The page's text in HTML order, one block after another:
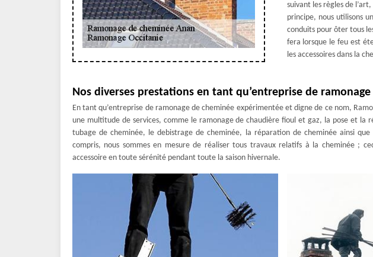
suivant les règles de
principe, nous utilisons
conduits pour ôter tous
fera lorsque le feu est
les accessoires dans la
Nos diverses prestations en tant qu’entreprise de
En tant qu’entreprise de ramonage de cheminée expérimentée et digne de ce nom,
une multitude de services, comme le ramonage de chaudière fioul et gaz, la pose et la
tubage de cheminée, le debistrage de cheminée, la réparation de cheminée ainsi que
compris, nous sommes en mesure de réaliser tous travaux relatifs à la cheminée ;
accessoire en toute sérénité pendant toute la saison hivernale.